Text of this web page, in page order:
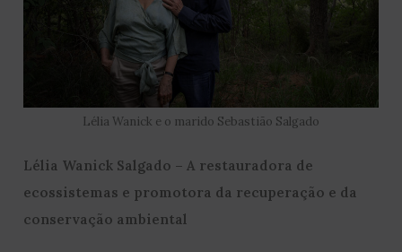
Lélia Wanick e o marido Sebastião Salgado
Lélia Wanick Salgado – A restauradora de
ecossistemas e promotora da recuperação e da
conservação ambiental